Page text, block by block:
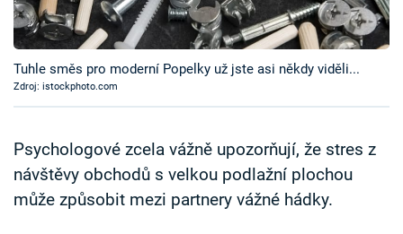
Časopis
Sledujte prima+
Sledujte nás
Tuhle směs pro moderní Popelky už jste asi někdy viděli...
Zdroj: istockphoto.com
Psychologové zcela vážně upozorňují, že stres z
návštěvy obchodů s velkou podlažní plochou
může způsobit mezi partnery vážné hádky.